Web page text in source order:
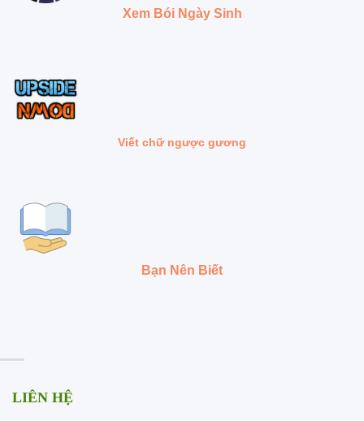
Xem Bói Ngày Sinh
Viết chữ ngược gương
Bạn Nên Biết
LIÊN HỆ